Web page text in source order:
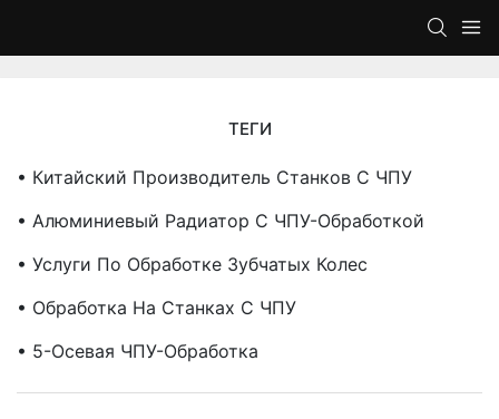
ТЕГИ
• Китайский Производитель Станков С ЧПУ
• Алюминиевый Радиатор С ЧПУ-Обработкой
• Услуги По Обработке Зубчатых Колес
• Обработка На Станках С ЧПУ
• 5-Осевая ЧПУ-Обработка